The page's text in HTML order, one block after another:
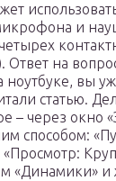
и
четырех
Ответ на
вы
статью.
– через окно
способом:
«Динамики» и